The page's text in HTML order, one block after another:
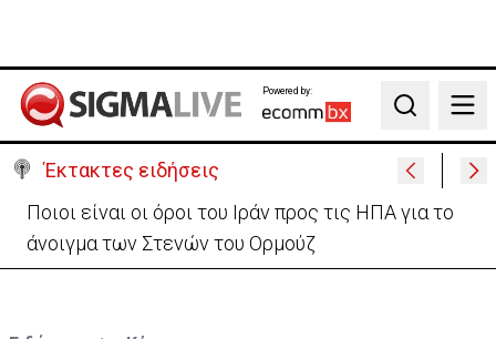
Powered by:
Search
Έκτακτες ειδήσεις
Υψηλές οι θερμοκρασίες με αυξημένη υγρασία
-«Στα παράλια είναι δύσκολα»